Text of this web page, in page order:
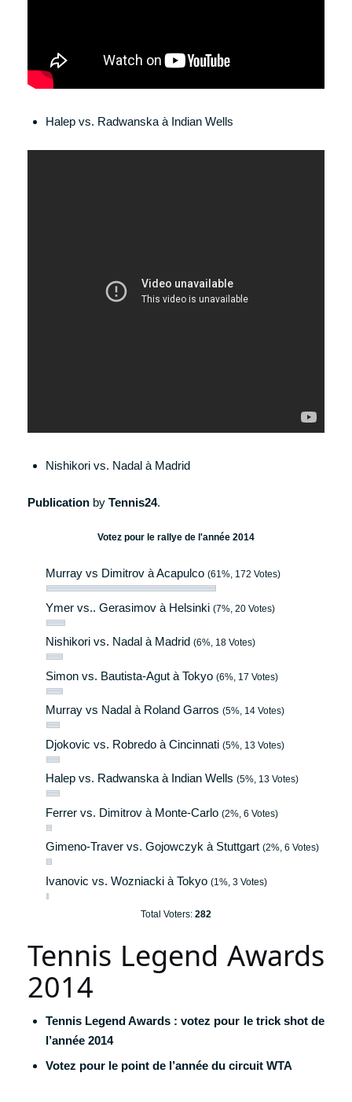
Halep vs. Radwanska à Indian Wells
Nishikori vs. Nadal à Madrid
Publication by Tennis24.
Votez pour le rallye de l'année 2014
Murray vs Dimitrov à Acapulco (61%, 172 Votes)
Ymer vs.. Gerasimov à Helsinki (7%, 20 Votes)
Nishikori vs. Nadal à Madrid (6%, 18 Votes)
Simon vs. Bautista-Agut à Tokyo (6%, 17 Votes)
Murray vs Nadal à Roland Garros (5%, 14 Votes)
Djokovic vs. Robredo à Cincinnati (5%, 13 Votes)
Halep vs. Radwanska à Indian Wells (5%, 13 Votes)
Ferrer vs. Dimitrov à Monte-Carlo (2%, 6 Votes)
Gimeno-Traver vs. Gojowczyk à Stuttgart (2%, 6 Votes)
Ivanovic vs. Wozniacki à Tokyo (1%, 3 Votes)
Total Voters: 282
Tennis Legend Awards
2014
Tennis Legend Awards : votez pour le trick shot de
l’année 2014
Votez pour le point de l’année du circuit WTA